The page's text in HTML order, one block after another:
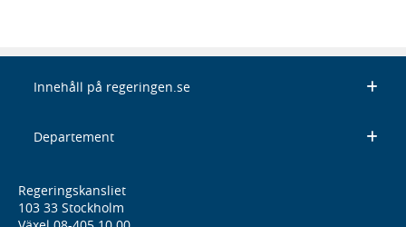
Innehåll på regeringen.se
Departement
Regeringskansliet
103 33 Stockholm